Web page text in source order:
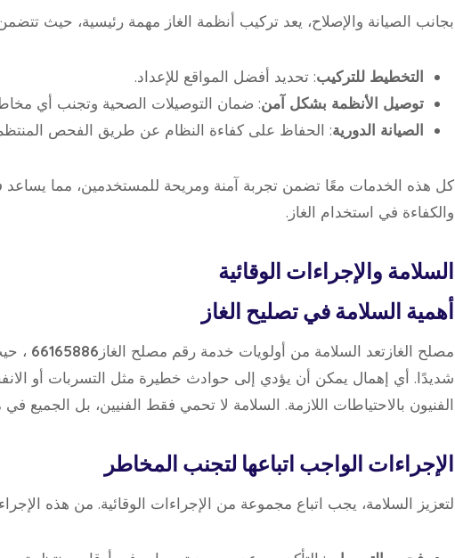
بجانب الصيانة والإصلاح، يعد تركيب أنظمة الغاز مهمة رئيسية، حيث
التخطيط للتركيب: تحديد أفضل المواقع للإعداد.
توصيل الأنظمة بشكل آمن: ضمان التوصيلات الصحية وتجنب أي
الصيانة الدورية: الحفاظ على كفاءة النظام عن طريق الفحص
كل هذه الخدمات معًا تضمن تجربة آمنة ومريحة للمستخدمين، مما
والكفاءة في استخدام الغاز.
السلامة والإجراءات الوقائية
أهمية السلامة في تصليح الغاز
مصلح الغازتعد السلامة من أولويات خدمة رقم مصلح الغاز 66165886 ،
شديدًا. أي إهمال يمكن أن يؤدي إلى حوادث خطيرة مثل التسربات أو
الفنيون بالاحتياطات اللازمة. السلامة لا تحمي فقط الفنيين، بل الجميع
الإجراءات الواجب اتباعها لتجنب المخاطر
لتعزيز السلامة، يجب اتباع مجموعة من الإجراءات الوقائية. من هذه